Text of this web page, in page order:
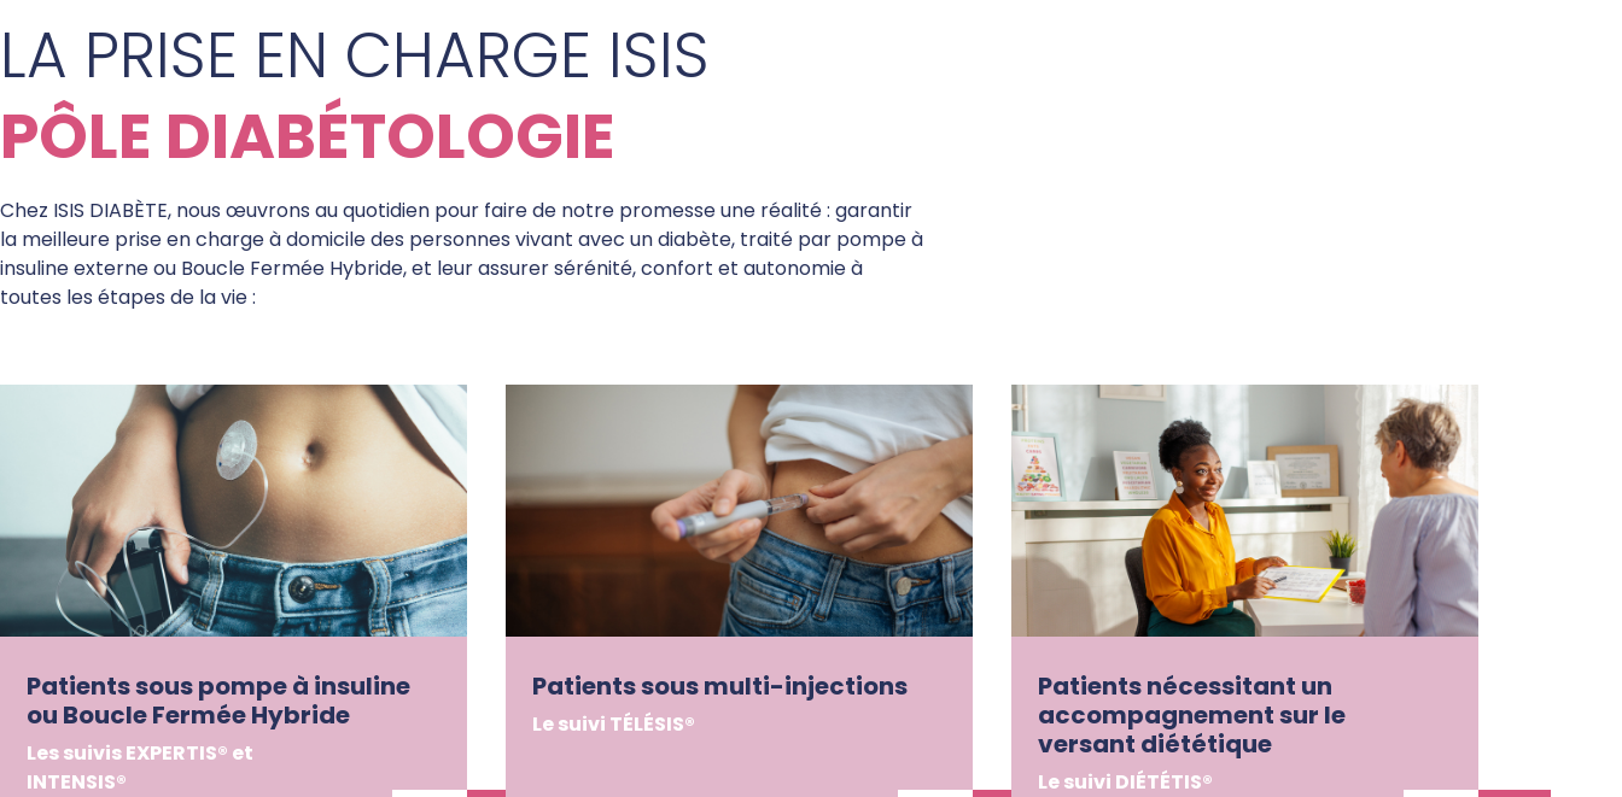
LA PRISE EN CHARGE ISIS
PÔLE DIABÉTOLOGIE
Chez ISIS DIABÈTE, nous œuvrons au quotidien pour faire de notre promesse une réalité : garantir
la meilleure prise en charge à domicile des personnes vivant avec un diabète, traité par pompe à
insuline externe ou Boucle Fermée Hybride, et leur assurer sérénité, confort et autonomie à
toutes les étapes de la vie :
Patients sous pompe à insuline
ou Boucle Fermée Hybride
Les suivis EXPERTIS® et
INTENSIS®
Patients sous multi-injections
Le suivi TÉLÉSIS®
Patients nécessitant un
accompagnement sur le
versant diététique
Le suivi DIÉTÉTIS®